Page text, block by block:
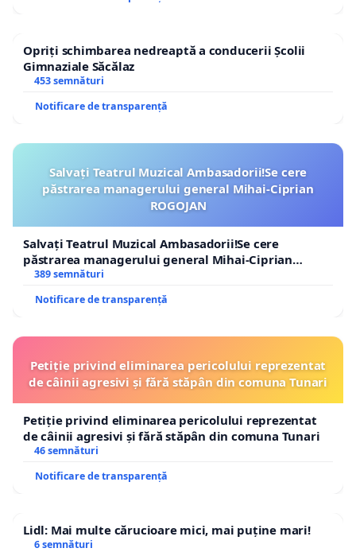
Opriți schimbarea nedreaptă a conducerii Școlii
Gimnaziale Săcălaz
453 semnături
Notificare de transparență
Salvați Teatrul Muzical Ambasadorii!Se cere
păstrarea managerului general Mihai-Ciprian
ROGOJAN
Salvați Teatrul Muzical Ambasadorii!Se cere
păstrarea managerului general Mihai-Ciprian
ROGOJAN
389 semnături
Notificare de transparență
Petiție privind eliminarea pericolului reprezentat
de câinii agresivi și fără stăpân din comuna Tunari
Petiție privind eliminarea pericolului reprezentat
de câinii agresivi și fără stăpân din comuna Tunari
46 semnături
Notificare de transparență
Lidl: Mai multe cărucioare mici, mai puține mari!
6 semnături